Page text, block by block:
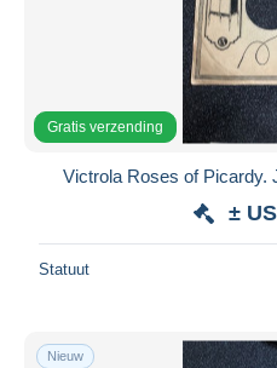
Gratis verzending
Victrola Roses of Picardy.
±
Statuut
Nieuw